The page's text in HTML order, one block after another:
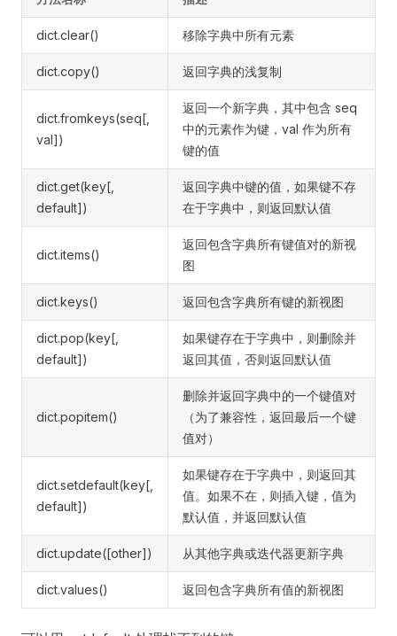
dict.clear() 移除字典中所有元素
dict.copy() 返回字典的浅复制
dict.fromkeys(seq[,
val])
返回一个新字典，其中包含 seq
中的元素作为键，val 作为所有
键的值
dict.get(key[,
default])
返回字典中键的值，如果键不存
在于字典中，则返回默认值
dict.items()
返回包含字典所有键值对的新视
图
dict.keys() 返回包含字典所有键的新视图
dict.pop(key[,
default])
如果键存在于字典中，则删除并
返回其值，否则返回默认值
dict.popitem()
删除并返回字典中的一个键值对
（为了兼容性，返回最后一个键
值对）
dict.setdefault(key[,
default])
如果键存在于字典中，则返回其
值。如果不在，则插入键，值为
默认值，并返回默认值
dict.update([other]) 从其他字典或迭代器更新字典
dict.values() 返回包含字典所有值的新视图